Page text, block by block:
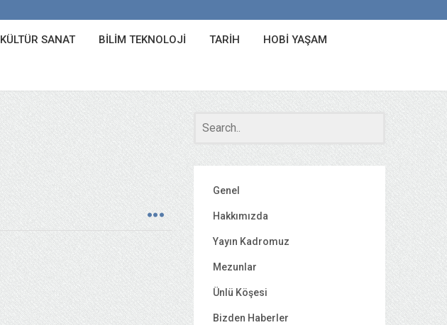
KÜLTÜR SANAT BILIM TEKNOLOJI TARIH HOBI YAŞAM
Genel
Hakkımızda
Yayın Kadromuz
Mezunlar
Ünlü Köşesi
Bizden Haberler